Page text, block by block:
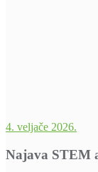
4. veljače 2026.
Najava STEM